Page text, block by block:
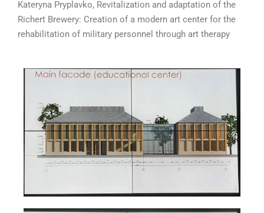
Kateryna Pryplavko, Revitalization and adaptation of the
Richert Brewery: Creation of a modern art center for the
rehabilitation of military personnel through art therapy